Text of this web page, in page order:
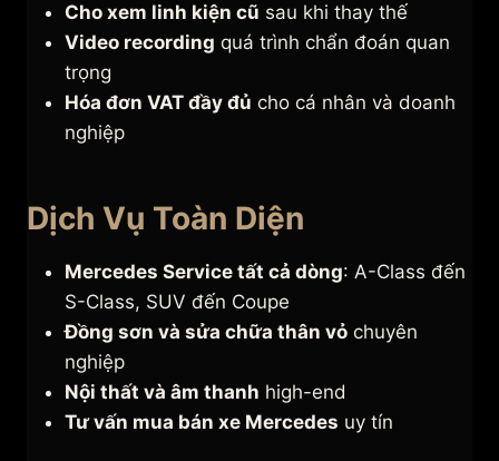
Cho xem linh kiện cũ sau khi thay thế
Video recording quá trình chẩn đoán quan
trọng
Hóa đơn VAT đầy đủ cho cá nhân và doanh
nghiệp
Dịch Vụ Toàn Diện
Mercedes Service tất cả dòng: A-Class đến
S-Class, SUV đến Coupe
Đồng sơn và sửa chữa thân vỏ chuyên
nghiệp
Nội thất và âm thanh high-end
Tư vấn mua bán xe Mercedes uy tín